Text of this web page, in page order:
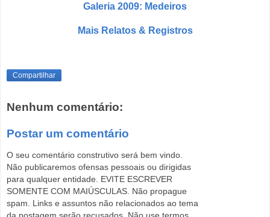
Galeria 2009: Medeiros
Mais Relatos & Registros
Compartilhar
Nenhum comentário:
Postar um comentário
O seu comentário construtivo será bem vindo.
Não publicaremos ofensas pessoais ou dirigidas
para qualquer entidade. EVITE ESCREVER
SOMENTE COM MAIÚSCULAS. Não propague
spam. Links e assuntos não relacionados ao tema